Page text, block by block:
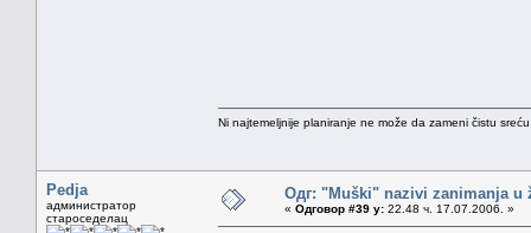
Ni najtemeljnije planiranje ne može da zameni čistu
Pedja
администратор
староседелац
Одг: "Muški" nazivi zanimanja u
« Одговор #39 у: 22.48 ч. 17.07.2006. »